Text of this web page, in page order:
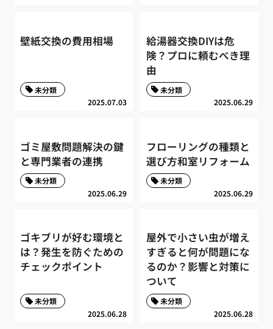
壁紙交換の費用相場
2025.07.03
未分類
給湯器交換DIYは危
険？プロに頼むべき理
由
2025.06.29
未分類
ゴミ屋敷問題解決の鍵
と専門業者の連携
2025.06.29
未分類
フローリングの種類と
選び方和室リフォーム
2025.06.29
未分類
ゴキブリが好む環境と
は？発生を防ぐための
チェックポイント
2025.06.28
未分類
屋外で小さい虫が増え
すぎると何が問題にな
るのか？影響と対策に
ついて
2025.06.28
未分類